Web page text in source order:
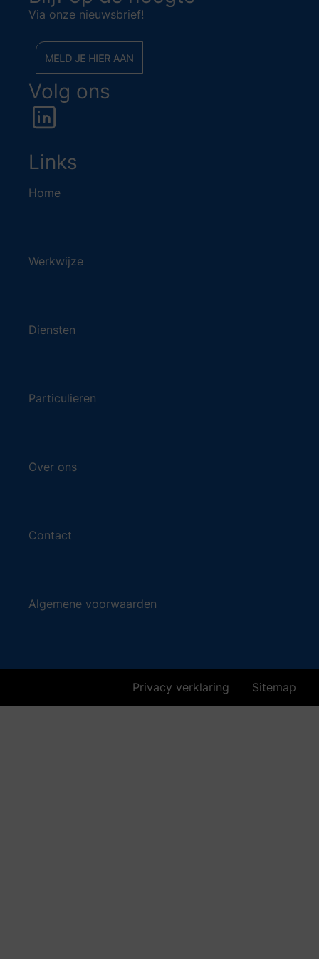
Via onze nieuwsbrief!
MELD JE HIER AAN
Volg ons
Links
Home
Werkwijze
Diensten
Particulieren
Over ons
Contact
Algemene voorwaarden
Privacy verklaring Sitemap